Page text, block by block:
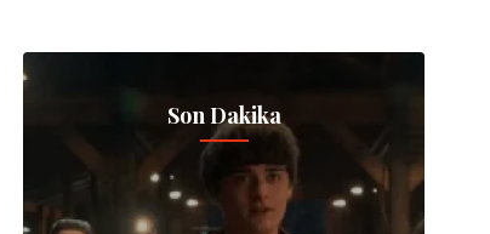
Son Dakika